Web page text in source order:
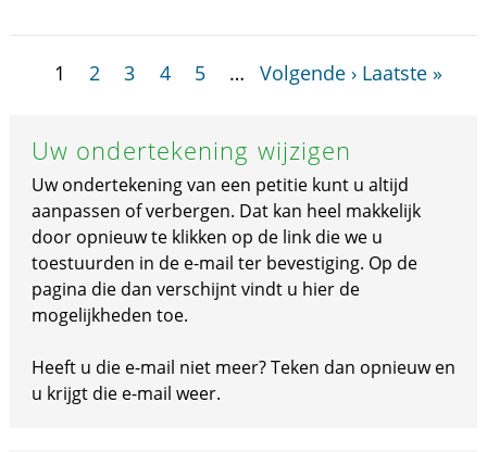
1 2 3 4 5 … Volgende › Laatste »
Uw ondertekening wijzigen
Uw ondertekening van een petitie kunt u altijd
aanpassen of verbergen. Dat kan heel makkelijk
door opnieuw te klikken op de link die we u
toestuurden in de e-mail ter bevestiging. Op de
pagina die dan verschijnt vindt u hier de
mogelijkheden toe.
Heeft u die e-mail niet meer? Teken dan opnieuw en
u krijgt die e-mail weer.